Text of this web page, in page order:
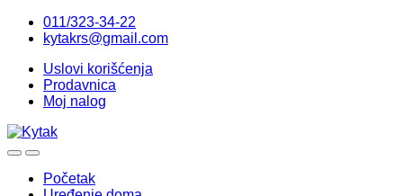
Skip
Skip
011/323-34-22
kytakrs@gmail.com
Uslovi korišćenja
Prodavnica
Moj nalog
Početak